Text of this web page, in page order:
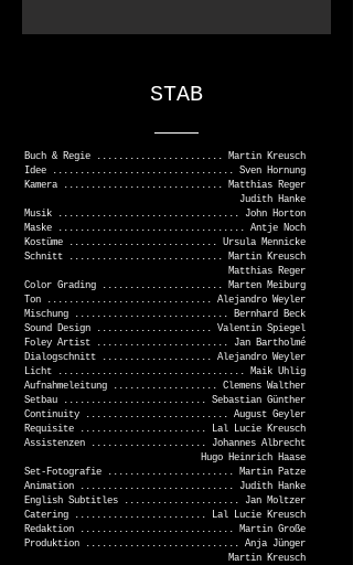
STAB
Buch & Regie ....................... Martin Kreusch
Idee ................................. Sven Hornung
Kamera ............................. Matthias Reger
Judith Hanke
Musik ................................. John Horton
Maske .................................. Antje Noch
Kostüme ........................... Ursula Mennicke
Schnitt ............................ Martin Kreusch
Matthias Reger
Color Grading ...................... Marten Meiburg
Ton .............................. Alejandro Weyler
Mischung ............................ Bernhard Beck
Sound Design ..................... Valentin Spiegel
Foley Artist ........................ Jan Bartholmé
Dialogschnitt .................... Alejandro Weyler
Licht .................................. Maik Uhlig
Aufnahmeleitung ................... Clemens Walther
Setbau .......................... Sebastian Günther
Continuity .......................... August Geyler
Requisite ....................... Lal Lucie Kreusch
Assistenzen ..................... Johannes Albrecht
Hugo Heinrich Haase
Set-Fotografie ....................... Martin Patze
Animation ............................ Judith Hanke
English Subtitles ..................... Jan Moltzer
Catering ........................ Lal Lucie Kreusch
Redaktion ............................ Martin Große
Produktion ............................ Anja Jünger
Martin Kreusch